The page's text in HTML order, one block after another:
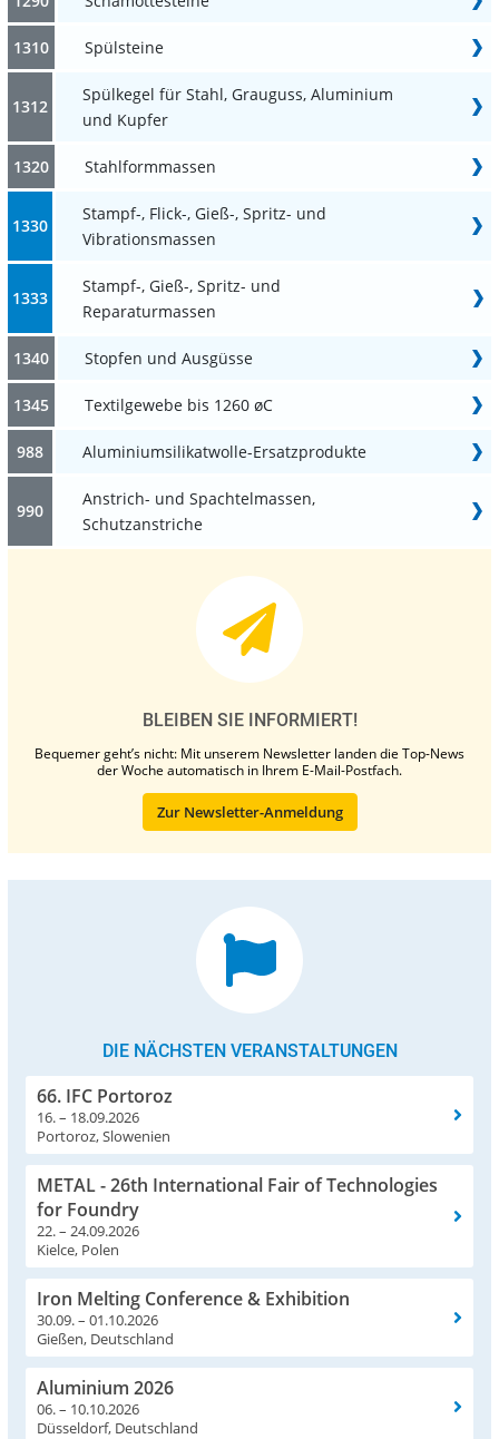
1310 Spülsteine
1312
Spülkegel für Stahl, Grauguss, Aluminium
und Kupfer
1320 Stahlformmassen
1330
Stampf-, Flick-, Gieß-, Spritz- und
Vibrationsmassen
1333
Stampf-, Gieß-, Spritz- und
Reparaturmassen
1340 Stopfen und Ausgüsse
1345 Textilgewebe bis 1260 øC
988 Aluminiumsilikatwolle-Ersatzprodukte
990
Anstrich- und Spachtelmassen,
Schutzanstriche
BLEIBEN SIE INFORMIERT!
Bequemer geht’s nicht: Mit unserem Newsletter landen die Top-News
der Woche automatisch in Ihrem E-Mail-Postfach.
Zur Newsletter-Anmeldung
DIE NÄCHSTEN VERANSTALTUNGEN
66. IFC Portoroz
16. – 18.09.2026
Portoroz, Slowenien
METAL - 26th International Fair of Technologies
for Foundry
22. – 24.09.2026
Kielce, Polen
Iron Melting Conference & Exhibition
30.09. – 01.10.2026
Gießen, Deutschland
Aluminium 2026
06. – 10.10.2026
Düsseldorf, Deutschland